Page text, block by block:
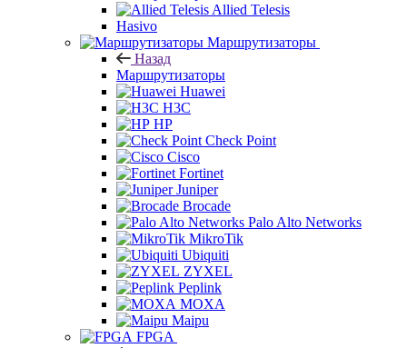
Allied Telesis
Hasivo
Маршрутизаторы
Назад
Маршрутизаторы
Huawei
H3C
HP
Check Point
Cisco
Fortinet
Juniper
Brocade
Palo Alto Networks
MikroTik
Ubiquiti
ZYXEL
Peplink
MOXA
Maipu
FPGA